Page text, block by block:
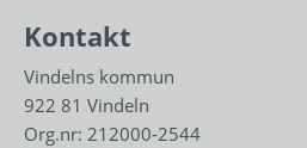
Kontakt
Vindelns kommun
922 81 Vindeln
Org.nr: 212000-2544